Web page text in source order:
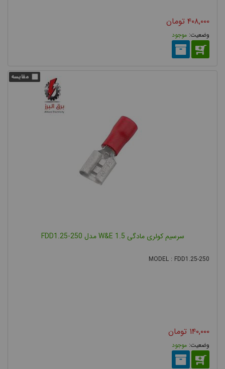
۴۰۸,۰۰۰ تومان
موجود
سرسیم کولری مادگی 1.5 W&E مدل FDD1.25-250
MODEL : FDD1.25-250
۱۴۰,۰۰۰ تومان
موجود